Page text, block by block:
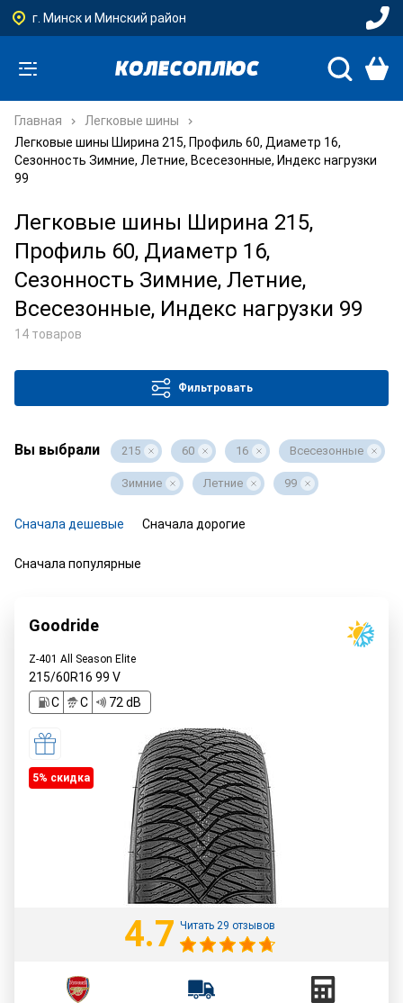
г. Минск и Минский район
Главная
Легковые шины
Легковые шины Ширина 215, Профиль 60, Диаметр 16,
Сезонность Зимние, Летние, Всесезонные, Индекс нагрузки
99
Легковые шины Ширина 215,
Профиль 60, Диаметр 16,
Сезонность Зимние, Летние,
Всесезонные, Индекс нагрузки 99
14 товаров
Фильтровать
Вы выбрали 215 60 16 Всесезонные
Зимние Летние 99
Сначала дешевые Сначала дорогие
Сначала популярные
Goodride
Z-401 All Season Elite
215/60R16 99 V
C
C 72 dB
5% cкидка
4.7 Читать 29 отзывов